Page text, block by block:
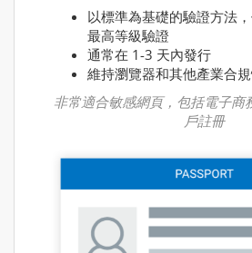
以標準為基礎的驗證方法
最高等級驗證
通常在 1-3 天內發行
維持瀏覽器和其他產業合
非常適合敏感網頁，包括電子商
戶註冊